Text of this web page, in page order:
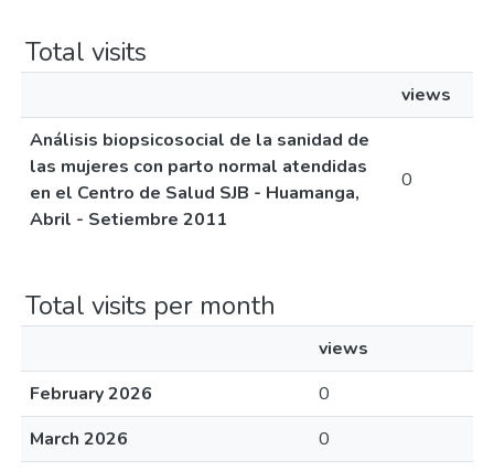
Total visits
views
Análisis biopsicosocial de la sanidad de
las mujeres con parto normal atendidas
en el Centro de Salud SJB - Huamanga,
Abril - Setiembre 2011
0
Total visits per month
views
February 2026
0
March 2026
0